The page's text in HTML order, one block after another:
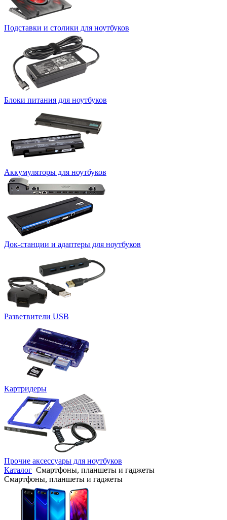
Подставки и столики для ноутбуков
Блоки питания для ноутбуков
Аккумуляторы для ноутбуков
Док-станции и адаптеры для ноутбуков
Разветвители USB
Картридеры
Прочие аксессуары для ноутбуков
Каталог Смартфоны, планшеты и гаджеты
Смартфоны, планшеты и гаджеты